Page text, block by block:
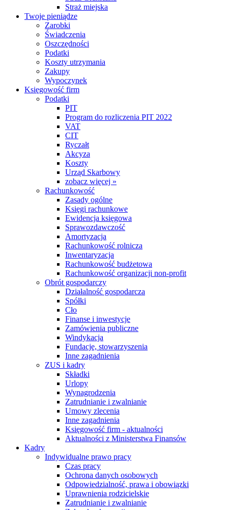
Straż miejska
Twoje pieniądze
Zarobki
Świadczenia
Oszczędności
Podatki
Koszty utrzymania
Zakupy
Wypoczynek
Księgowość firm
Podatki
PIT
Program do rozliczenia PIT 2022
VAT
CIT
Ryczałt
Akcyza
Koszty
Urząd Skarbowy
zobacz więcej »
Rachunkowość
Zasady ogólne
Księgi rachunkowe
Ewidencja księgowa
Sprawozdawczość
Amortyzacja
Rachunkowość rolnicza
Inwentaryzacja
Rachunkowość budżetowa
Rachunkowość organizacji non-profit
Obrót gospodarczy
Działalność gospodarcza
Spółki
Cło
Finanse i inwestycje
Zamówienia publiczne
Windykacja
Fundacje, stowarzyszenia
Inne zagadnienia
ZUS i kadry
Składki
Urlopy
Wynagrodzenia
Zatrudnianie i zwalnianie
Umowy zlecenia
Inne zagadnienia
Księgowość firm - aktualności
Aktualności z Ministerstwa Finansów
Kadry
Indywidualne prawo pracy
Czas pracy
Ochrona danych osobowych
Odpowiedzialność, prawa i obowiązki
Uprawnienia rodzicielskie
Zatrudnianie i zwalnianie